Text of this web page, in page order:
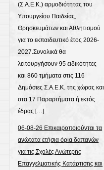
(Σ.Α.Ε.Κ.) αρμοδιότητας του
Υπουργείου Παιδείας,
Θρησκευμάτων και Αθλητισμού
για το εκπαιδευτικό έτος 2026-
2027.Συνολικά θα
λειτουργήσουν 95 ειδικότητες
και 860 τμήματα στις 116
Δημόσιες Σ.Α.Ε.Κ. της χώρας και
στα 17 Παραρτήματα ή εκτός
έδρας […]
06-08-26 Επικαιροποιούνται τα
ανώτατα ετήσια όρια δαπανών
για τις Σχολές Ανώτερης
Επαγγελματικής Κατάρτισης και